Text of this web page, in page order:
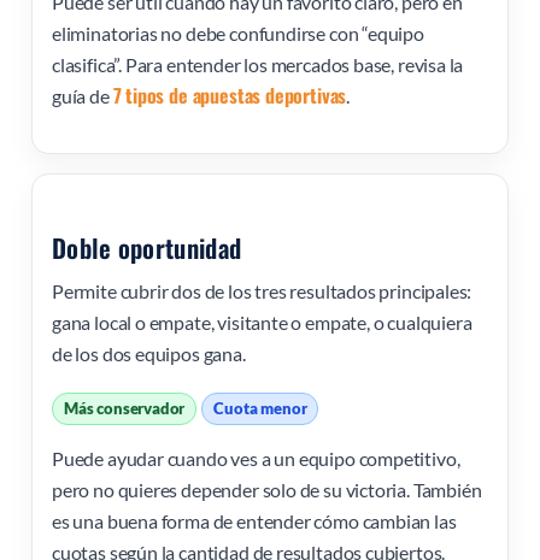
eliminatorias no debe confundirse con “equipo
clasifica”. Para entender los mercados base, revisa la
guía de7 tipos de apuestas deportivas.
Doble oportunidad
Permite cubrir dos de los tres resultados principales:
gana local o empate, visitante o empate, o cualquiera
de los dos equipos gana.
Más conservador Cuota menor
Puede ayudar cuando ves a un equipo competitivo,
pero no quieres depender solo de su victoria. También
es una buena forma de entender cómo cambian las
cuotas según la cantidad de resultados cubiertos.